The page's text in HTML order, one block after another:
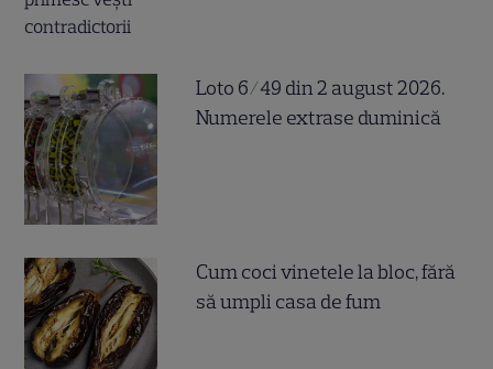
Loto 6/49 din 2 august 2026.
Numerele extrase duminică
Cum coci vinetele la bloc, fără
să umpli casa de fum